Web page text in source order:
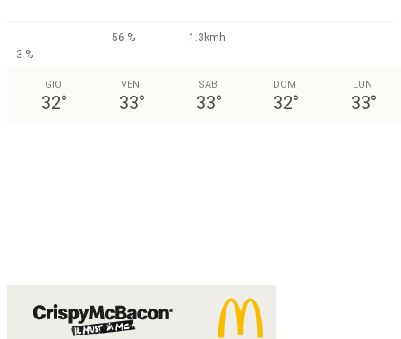
56 %
1.3kmh
3 %
GIO
32°
VEN
33°
SAB
33°
DOM
32°
LUN
33°